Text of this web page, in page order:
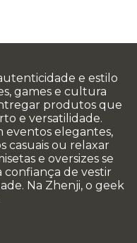
e estilo
games e cultura
produtos que
e versatilidade.
eventos elegantes,
casuais ou relaxar
e oversizes se
confiança de vestir
Na Zhenji, o geek